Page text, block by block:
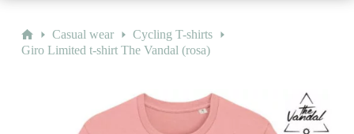
StartCasual wear
Cycling T-shirts
Giro Limited t-shirt The Vandal (rosa)